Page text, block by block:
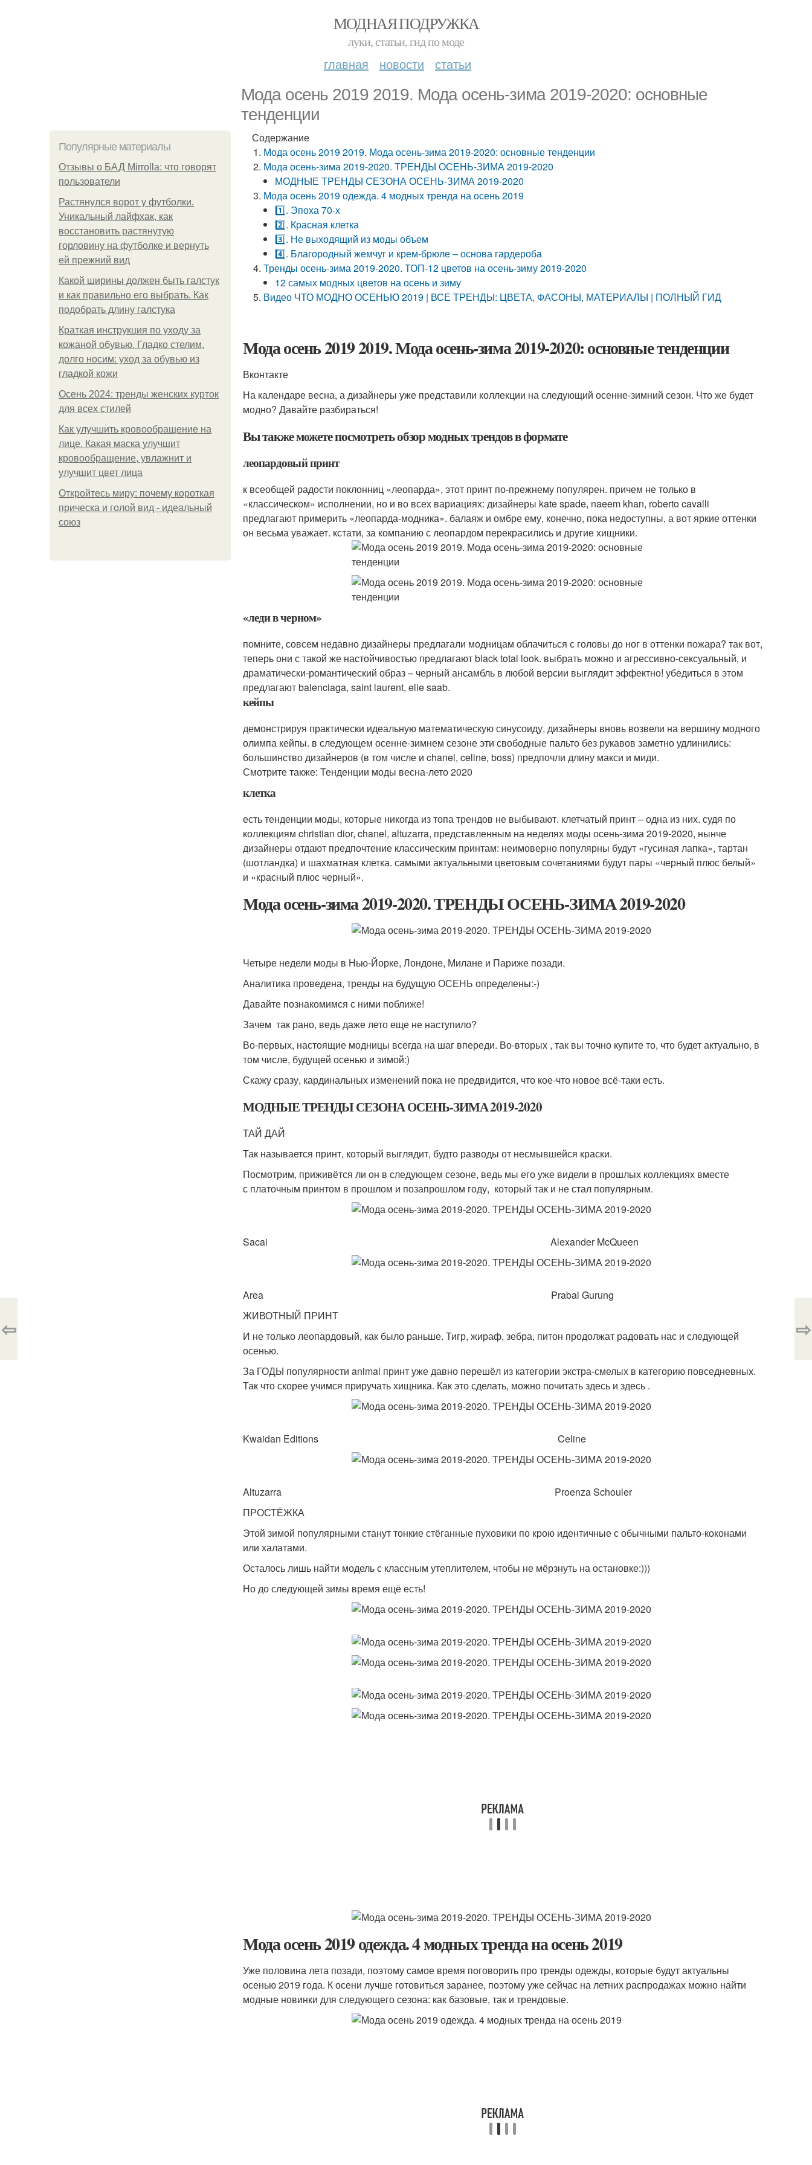
МОДНАЯ ПОДРУЖКА
луки, статьи, гид по моде
главная новости статьи
Мода осень 2019 2019. Мода осень-зима 2019-2020: основные
тенденции
Популярные материалы
Отзывы о БАД Mirrolla: что говорят
пользователи
Растянулся ворот у футболки.
Уникальный лайфхак, как
восстановить растянутую
горловину на футболке и вернуть
ей прежний вид
Какой ширины должен быть галстук
и как правильно его выбрать. Как
подобрать длину галстука
Краткая инструкция по уходу за
кожаной обувью. Гладко стелим,
долго носим: уход за обувью из
гладкой кожи
Осень 2024: тренды женских курток
для всех стилей
Как улучшить кровообращение на
лице. Какая маска улучшит
кровообращение, увлажнит и
улучшит цвет лица
Откройтесь миру: почему короткая
прическа и голой вид - идеальный
союз
Содержание
Мода осень 2019 2019. Мода осень-зима 2019-2020: основные тенденции
Мода осень-зима 2019-2020. ТРЕНДЫ ОСЕНЬ-ЗИМА 2019-2020
МОДНЫЕ ТРЕНДЫ СЕЗОНА ОСЕНЬ-ЗИМА 2019-2020
Мода осень 2019 одежда. 4 модных тренда на осень 2019
1️⃣. Эпоха 70-х
2️⃣. Красная клетка
3️⃣. Не выходящий из моды объем
4️⃣. Благородный жемчуг и крем-брюле – основа гардероба
Тренды осень-зима 2019-2020. ТОП-12 цветов на осень-зиму 2019-2020
12 самых модных цветов на осень и зиму
Видео ЧТО МОДНО ОСЕНЬЮ 2019 | ВСЕ ТРЕНДЫ: ЦВЕТА, ФАСОНЫ, МАТЕРИАЛЫ | ПОЛНЫЙ ГИД
Мода осень 2019 2019. Мода осень-зима 2019-2020: основные тенденции
Вконтакте
На календаре весна, а дизайнеры уже представили коллекции на следующий осенне-зимний сезон. Что же будет
модно? Давайте разбираться!
Вы также можете посмотреть обзор модных трендов в формате
леопардовый принт
к всеобщей радости поклонниц «леопарда», этот принт по-прежнему популярен. причем не только в
«классическом» исполнении, но и во всех вариациях: дизайнеры kate spade, naeem khan, roberto cavalli
предлагают примерить «леопарда-модника». балаяж и омбре ему, конечно, пока недоступны, а вот яркие оттенки
он весьма уважает. кстати, за компанию с леопардом перекрасились и другие хищники.
«леди в черном»
помните, совсем недавно дизайнеры предлагали модницам облачиться с головы до ног в оттенки пожара? так вот,
теперь они с такой же настойчивостью предлагают black total look. выбрать можно и агрессивно-сексуальный, и
драматически-романтический образ – черный ансамбль в любой версии выглядит эффектно! убедиться в этом
предлагают balenciaga, saint laurent, elie saab.
кейпы
демонстрируя практически идеальную математическую синусоиду, дизайнеры вновь возвели на вершину модного
олимпа кейпы. в следующем осенне-зимнем сезоне эти свободные пальто без рукавов заметно удлинились:
большинство дизайнеров (в том числе и chanel, celine, boss) предпочли длину макси и миди.
Смотрите также: Тенденции моды весна-лето 2020
клетка
есть тенденции моды, которые никогда из топа трендов не выбывают. клетчатый принт – одна из них. судя по
коллекциям christian dior, chanel, altuzarra, представленным на неделях моды осень-зима 2019-2020, нынче
дизайнеры отдают предпочтение классическим принтам: неимоверно популярны будут «гусиная лапка», тартан
(шотландка) и шахматная клетка. самыми актуальными цветовым сочетаниями будут пары «черный плюс белый»
и «красный плюс черный».
Мода осень-зима 2019-2020. ТРЕНДЫ ОСЕНЬ-ЗИМА 2019-2020
Четыре недели моды в Нью-Йорке, Лондоне, Милане и Париже позади.
Аналитика проведена, тренды на будущую ОСЕНЬ определены:-)
Давайте познакомимся с ними поближе!
Зачем так рано, ведь даже лето еще не наступило?
Во-первых, настоящие модницы всегда на шаг впереди. Во-вторых , так вы точно купите то, что будет актуально, в
том числе, будущей осенью и зимой:)
Скажу сразу, кардинальных изменений пока не предвидится, что кое-что новое всё-таки есть.
МОДНЫЕ ТРЕНДЫ СЕЗОНА ОСЕНЬ-ЗИМА 2019-2020
ТАЙ ДАЙ
Так называется принт, который выглядит, будто разводы от несмывшейся краски.
Посмотрим, приживётся ли он в следующем сезоне, ведь мы его уже видели в прошлых коллекциях вместе
с платочным принтом в прошлом и позапрошлом году, который так и не стал популярным.
Sacai Alexander McQueen
Area Prabal Gurung
ЖИВОТНЫЙ ПРИНТ
И не только леопардовый, как было раньше. Тигр, жираф, зебра, питон продолжат радовать нас и следующей
осенью.
За ГОДЫ популярности animal принт уже давно перешёл из категории экстра-смелых в категорию повседневных.
Так что скорее учимся приручать хищника. Как это сделать, можно почитать здесь и здесь .
Kwaidan Editions Celine
Altuzarra Proenza Schouler
ПРОСТЁЖКА
Этой зимой популярными станут тонкие стёганные пуховики по крою идентичные с обычными пальто-коконами
или халатами.
Осталось лишь найти модель с классным утеплителем, чтобы не мёрзнуть на остановке:)))
Но до следующей зимы время ещё есть!
Мода осень 2019 одежда. 4 модных тренда на осень 2019
Уже половина лета позади, поэтому самое время поговорить про тренды одежды, которые будут актуальны
осенью 2019 года. К осени лучше готовиться заранее, поэтому уже сейчас на летних распродажах можно найти
модные новинки для следующего сезона: как базовые, так и трендовые.
⇦ ⇨